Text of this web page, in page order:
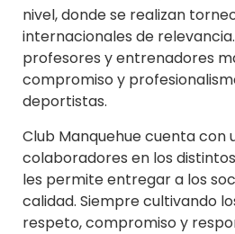
nivel, donde se realizan
internacionales de
profesores y entrenadores
compromiso y
deportistas.
Club Manquehue cuenta con
colaboradores en los
les permite entregar a los
calidad. Siempre cultivando
respeto, compromiso y